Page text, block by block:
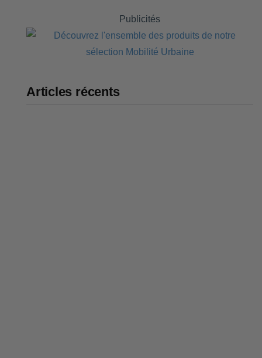
Publicités
Articles récents